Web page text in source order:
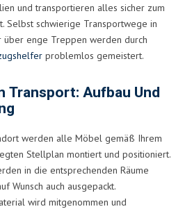
und transportieren alles sicher zum
Selbst schwierige Transportwege in
über enge Treppen werden durch
problemlos gemeistert.
Transport: Aufbau Und
werden alle Möbel gemäß Ihrem
Stellplan montiert und positioniert.
in die entsprechenden Räume
Wunsch auch ausgepackt.
wird mitgenommen und